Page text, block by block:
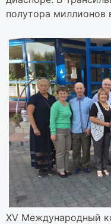
полутора миллионов
ХV Международный